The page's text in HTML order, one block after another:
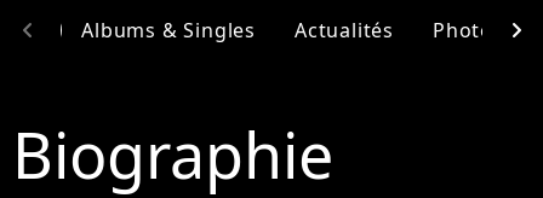
Albums & Singles Actualités Photos
chevron_left chevron_right
Biographie